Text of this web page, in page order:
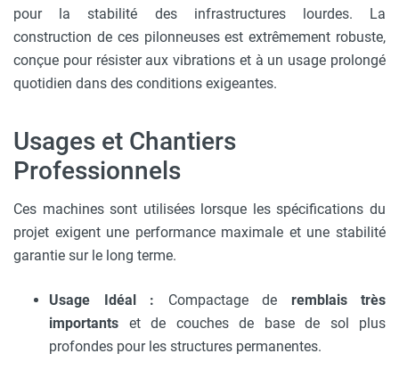
pour la stabilité des infrastructures lourdes. La
construction de ces pilonneuses est extrêmement robuste,
conçue pour résister aux vibrations et à un usage prolongé
quotidien dans des conditions exigeantes.
Usages et Chantiers
Professionnels
Ces machines sont utilisées lorsque les spécifications du
projet exigent une performance maximale et une stabilité
garantie sur le long terme.
Usage Idéal : Compactage de remblais très
importants et de couches de base de sol plus
profondes pour les structures permanentes.